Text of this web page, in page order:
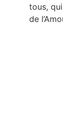
tous,
de